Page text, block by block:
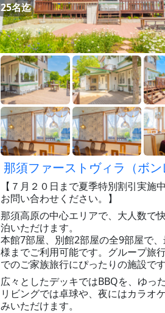
25名迄
那須ファーストヴィラ（ボン
【７月２０日まで夏季特別割引実施
お問い合わせください。】
那須高原の中心エリアで、大人数で
泊いただけます。
本館7部屋、別館2部屋の全9部屋で
様までご利用可能です。グループ旅
でのご家族旅行にぴったりの施設です
広々としたデッキではBBQを、ゆっ
リビングでは卓球や、夜にはカラオ
みいただけます。